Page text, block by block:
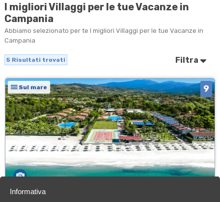
I migliori Villaggi per le tue Vacanze in
Campania
Abbiamo selezionato per te I migliori Villaggi per le tue Vacanze in
Campania
5 Risultati trovati Filtra
Sul mare 9
Informativa